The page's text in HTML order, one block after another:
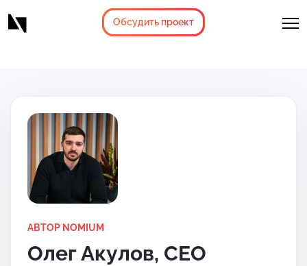
Обсудить проект
АВТОР NOMIUM
Олег Акулов, CEO